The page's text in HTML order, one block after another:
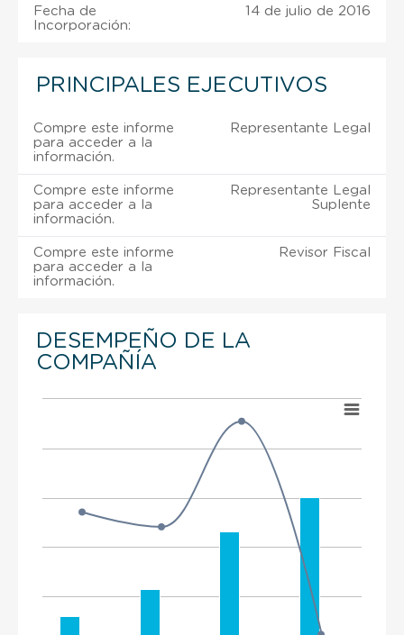
Fecha de
Incorporación:
14 de julio de 2016
PRINCIPALES EJECUTIVOS
Compre este informe
para acceder a la
información.
Representante Legal
Compre este informe
para acceder a la
información.
Representante Legal
Suplente
Compre este informe
para acceder a la
información.
Revisor Fiscal
DESEMPEÑO DE LA
COMPAÑÍA